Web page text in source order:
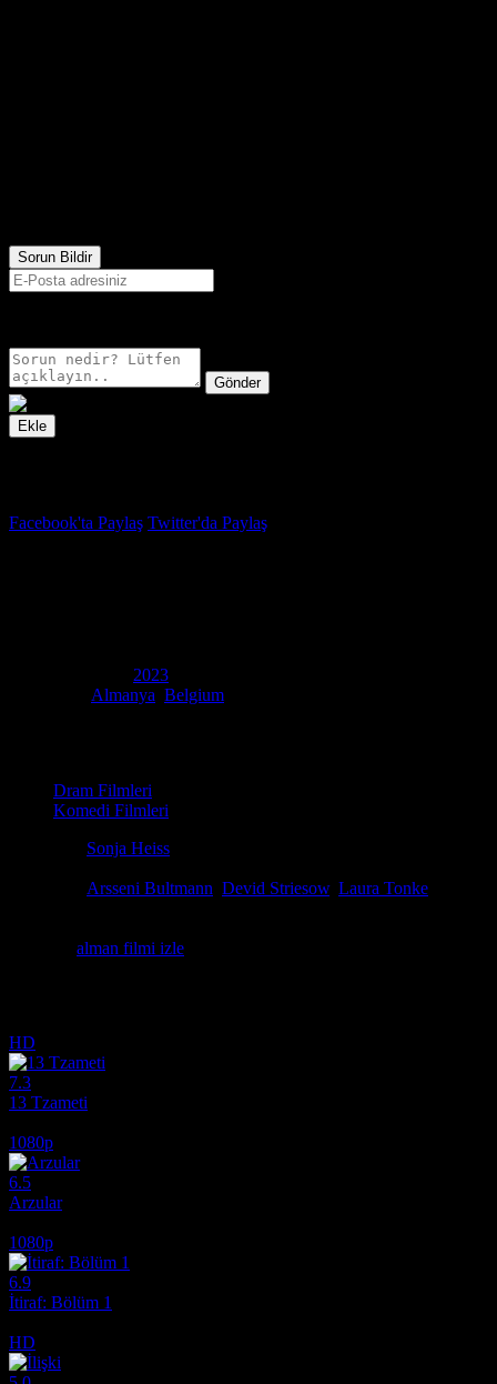
Sorun Bildir
Gönder
Ekle
Facebook'ta Paylaş Twitter'da Paylaş
2023
Almanya Belgium
Dram Filmleri
Komedi Filmleri
Sonja Heiss
Arsseni Bultmann Devid Striesow, Laura Tonke
alman filmi izle
HD
7.3
13 Tzameti
1080p
6.5
Arzular
1080p
6.9
İtiraf: Bölüm 1
HD